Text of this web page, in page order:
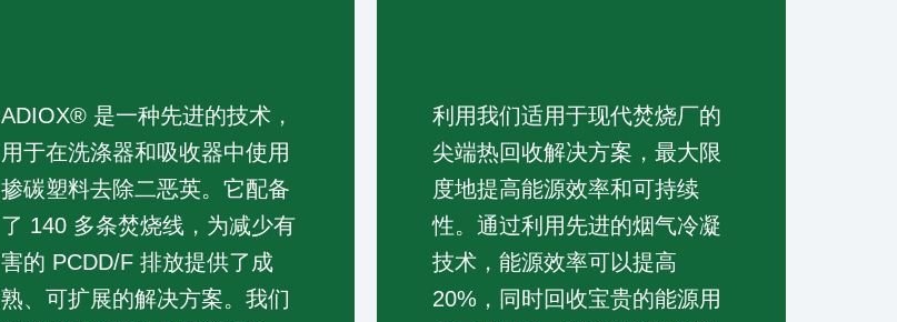
ADIOX® 是一种先进的技术，
用于在洗涤器和吸收器中使用
掺碳塑料去除二恶英。它配备
了 140 多条焚烧线，为减少有
害的 PCDD/F 排放提供了成
熟、可扩展的解决方案。我们
利用我们适用于现代焚烧厂的
尖端热回收解决方案，最大限
度地提高能源效率和可持续
性。通过利用先进的烟气冷凝
技术，能源效率可以提高
20%，同时回收宝贵的能源用